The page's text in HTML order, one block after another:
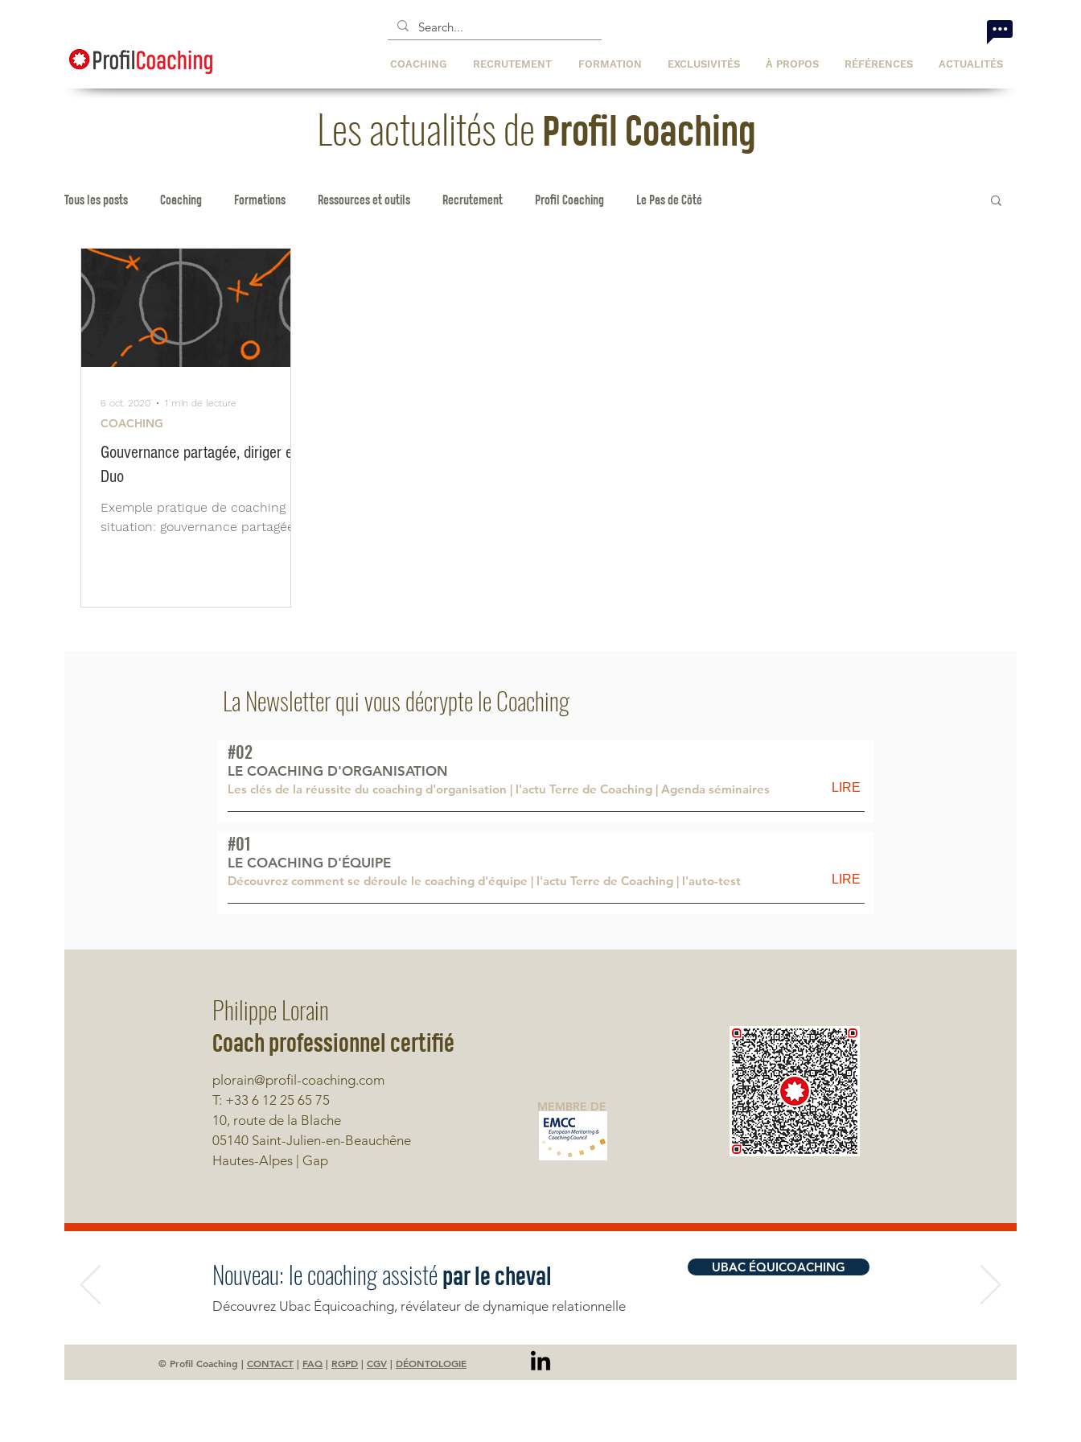
COACHING RECRUTEMENT FORMATION EXCLUSIVITÉS À PROPOS RÉFÉRENCES ACTUALITÉS
Les actualités de Profil Coaching
Tous les posts Coaching Formations Ressources et outils Recrutement Profil Coaching Le Pas de Côté
Gouvernance partagée, diriger en
Duo
Exemple pratique de coaching en
situation: gouvernance partagée
COACHING
6 oct. 2020 1 min de lecture
La Newsletter qui vous décrypte le Coaching
#02
LE COACHING D'ORGANISATION
Les clés de la réussite du coaching d'organisation | l'actu Terre de Coaching | Agenda séminaires LIRE
#01
LE COACHING D'ÉQUIPE
Découvrez comment se déroule le coaching d'équipe | l'actu Terre de Coaching | l'auto-test LIRE
Philippe Lorain
Coach professionnel certifié
plorain@profil-coaching.com
T: +33 6 12 25 65 75
10, route de la Blache
05140 Saint-Julien-en-Beauchêne
Hautes-Alpes | Gap
MEMBRE DE
Nouveau: le coaching assisté par le cheval
Découvrez Ubac Équicoaching, révélateur de dynamique relationnelle
UBAC ÉQUICOACHING
© Profil Coaching | CONTACT | FAQ | RGPD | CGV | DÉONTOLOGIE